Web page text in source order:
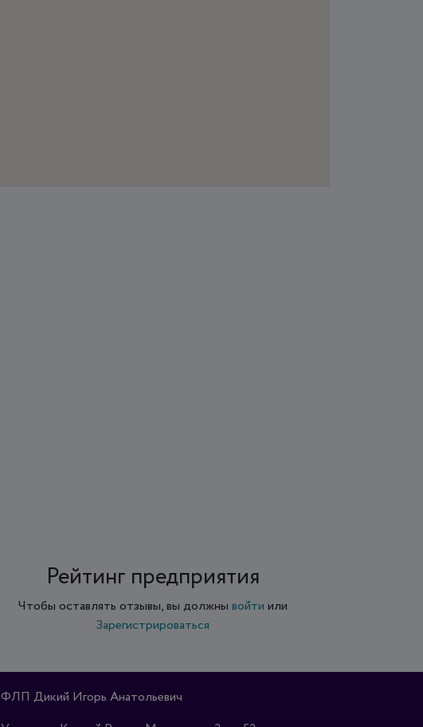
Рейтинг предприятия
Чтобы оставлять отзывы, вы должны войти или
Зарегистрироваться
ФЛП Дикий Игорь Анатольевич